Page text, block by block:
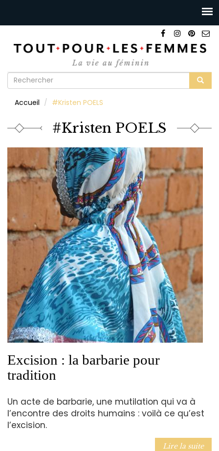
Formulaire
recherche
Accueil #Kristen POELS
#Kristen POELS
Excision : la barbarie pour
tradition
Un acte de barbarie, une mutilation qui va à
l’encontre des droits humains : voilà ce qu’est
l’excision.
Lire la suite